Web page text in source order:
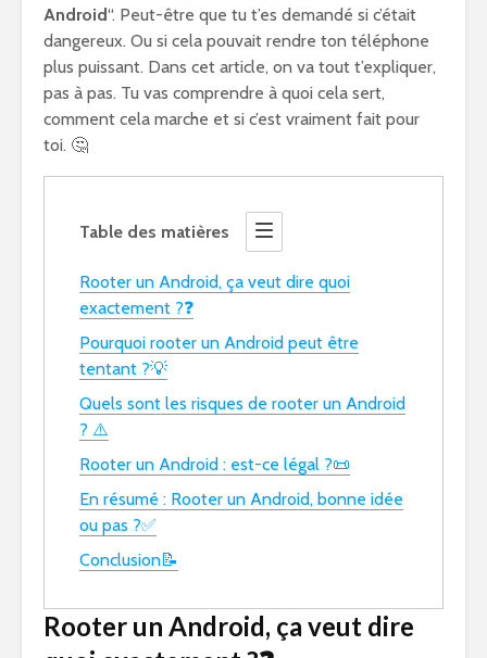
Android“. Peut-être que tu t’es demandé si c’était
dangereux. Ou si cela pouvait rendre ton téléphone
plus puissant. Dans cet article, on va tout t’expliquer,
pas à pas. Tu vas comprendre à quoi cela sert,
comment cela marche et si c’est vraiment fait pour
toi. 🤔
Table des matières
Rooter un Android, ça veut dire quoi
exactement ?❓
Pourquoi rooter un Android peut être
tentant ?💡
Quels sont les risques de rooter un Android
? ⚠️
Rooter un Android : est-ce légal ?📜
En résumé : Rooter un Android, bonne idée
ou pas ?✅
Conclusion📝
Rooter un Android, ça veut dire